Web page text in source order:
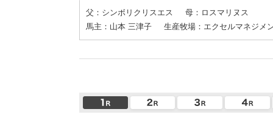
父：シンボリクリスエス
母：ロスマリヌス
馬主：山本 三津子
生産牧場：エクセルマネジメ